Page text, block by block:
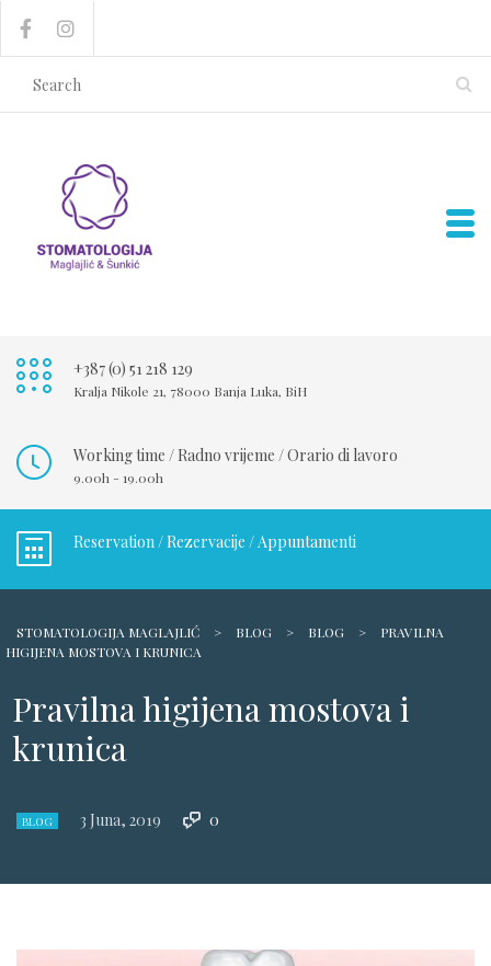
+387 (0) 51 218 129
Kralja Nikole 21, 78000 Banja Luka, BiH
Working time / Radno vrijeme / Orario di lavoro
9.00h - 19.00h
Reservation / Rezervacije / Appuntamenti
STOMATOLOGIJA MAGLAJLIĆ > BLOG > BLOG >
PRAVILNA
HIGIJENA MOSTOVA I KRUNICA
Pravilna higijena mostova i
krunica
BLOG 3 Juna, 2019 0